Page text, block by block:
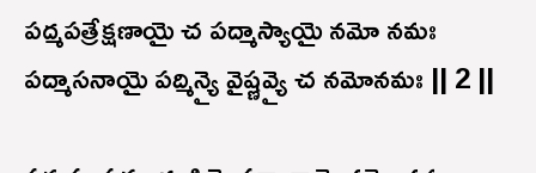
పద్మపత్రేక్షణాయై చ పద్మాస్యాయై నమో నమః
పద్మాసనాయై పద్మిన్యై వైష్ణవ్యై చ నమోనమః || 2 ||